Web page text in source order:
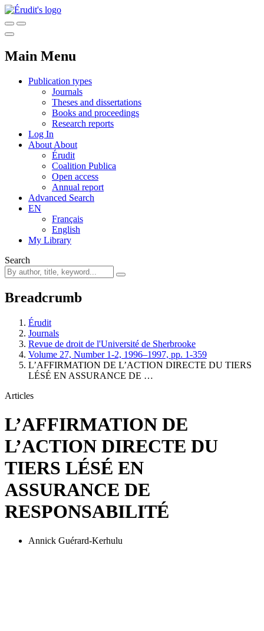
Main Menu
Publication types
Journals
Theses and dissertations
Books and proceedings
Research reports
Log In
About About
Érudit
Coalition Publica
Open access
Annual report
Advanced Search
EN
Français
English
My Library
Search
Breadcrumb
Érudit
Journals
Revue de droit de l'Université de Sherbrooke
Volume 27, Number 1-2, 1996–1997, pp. 1-359
L’AFFIRMATION DE L’ACTION DIRECTE DU TIERS
LÉSÉ EN ASSURANCE DE …
Articles
L’AFFIRMATION DE
L’ACTION DIRECTE DU
TIERS LÉSÉ EN
ASSURANCE DE
RESPONSABILITÉ
Annick Guérard-Kerhulu